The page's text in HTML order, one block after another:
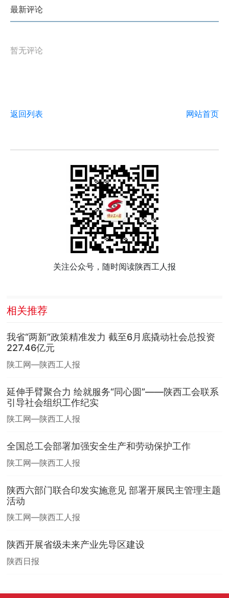
最新评论
暂无评论
返回列表 网站首页
关注公众号，随时阅读陕西工人报
相关推荐
我省“两新”政策精准发力 截至6月底撬动社会总投资
227.46亿元
陕工网—陕西工人报
延伸手臂聚合力 绘就服务“同心圆”——陕西工会联系
引导社会组织工作纪实
陕工网—陕西工人报
全国总工会部署加强安全生产和劳动保护工作
陕工网—陕西工人报
陕西六部门联合印发实施意见 部署开展民主管理主题
活动
陕工网—陕西工人报
陕西开展省级未来产业先导区建设
陕西日报